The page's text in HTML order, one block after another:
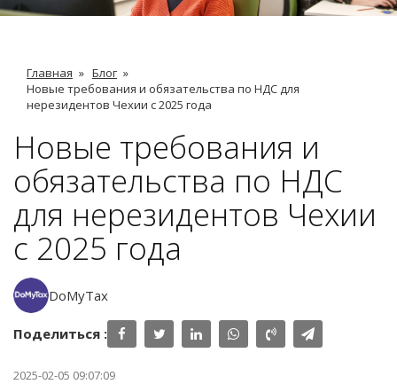
Главная » Блог »
Новые требования и обязательства по НДС для
нерезидентов Чехии с 2025 года
Новые требования и
обязательства по НДС
для нерезидентов Чехии
с 2025 года
DoMyTax
Поделиться :
2025-02-05 09:07:09